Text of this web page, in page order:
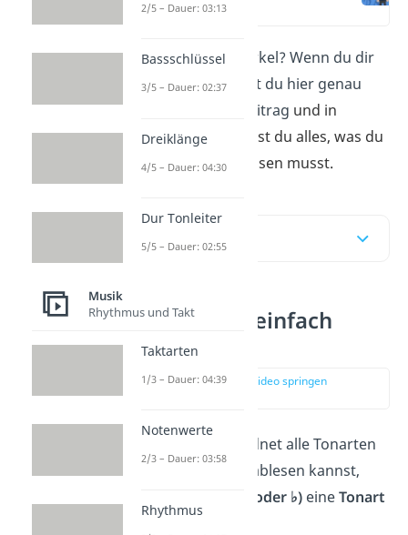
Was ist der Quintenzirkel? Wenn du dir
diese Frage stellst, bist du hier genau
richtig. In unserem Beitrag und in
unseremVideo
erfährst du alles, was du
zum Quintenzirkel wissen musst.
Inhaltsübersicht
Quintenzirkel einfach
erklärt
zur Stelle im Video springen
ordnet alle Tonarten
so an, dass du direkt ablesen kannst,
Vorzeichen (♯ oder ♭) eineTonart
2/5 – Dauer: 03:13
Bassschlüssel
3/5 – Dauer: 02:37
Dreiklänge
4/5 – Dauer: 04:30
Dur Tonleiter
5/5 – Dauer: 02:55
Musik
Rhythmus und Takt
Taktarten
1/3 – Dauer: 04:39
Notenwerte
2/3 – Dauer: 03:58
Rhythmus